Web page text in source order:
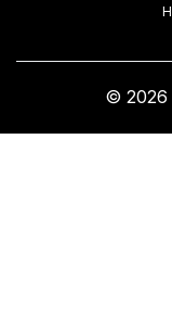
© 2026